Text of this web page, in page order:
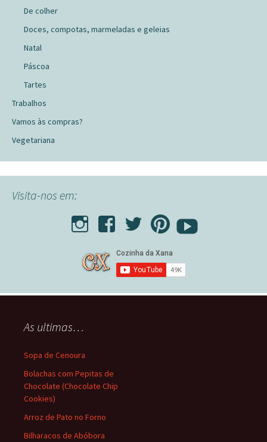
De colher
Doces, compotas, marmeladas e geleias
Natal
Páscoa
Tartes
Trabalhos
Vamos às compras?
Vegetariana
Visita-nos em:
As ultimas…
Sopa de Cenoura
Bolachas com Pepitas de
Chocolate (Chocolate Chip
Cookies)
Arroz de Pato no Forno
Bilharacos de Abóbora